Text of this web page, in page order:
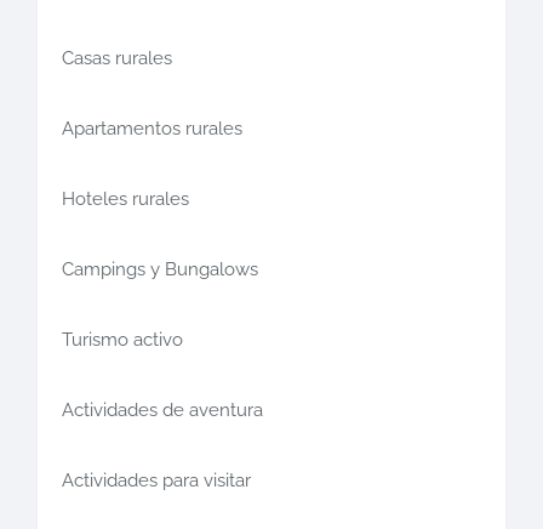
Casas rurales
Apartamentos rurales
Hoteles rurales
Campings y Bungalows
Turismo activo
Actividades de aventura
Actividades para visitar